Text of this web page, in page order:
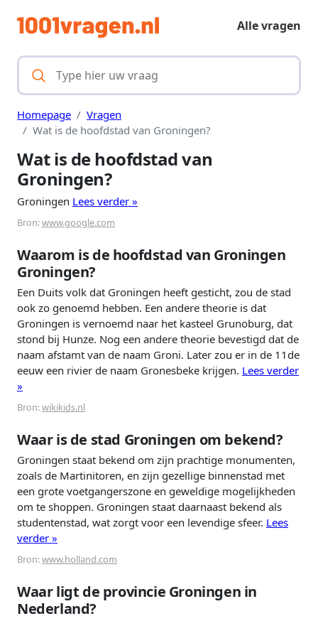
Alle vragen
Homepage
Vragen
Wat is de hoofdstad van Groningen?
Wat is de hoofdstad van
Groningen?
Groningen Lees verder »
Bron:www.google.com
Waarom is de hoofdstad van Groningen
Groningen?
Een Duits volk dat Groningen heeft gesticht, zou de stad
ook zo genoemd hebben. Een andere theorie is dat
Groningen is vernoemd naar het kasteel Grunoburg, dat
stond bij Hunze. Nog een andere theorie bevestigd dat de
naam afstamt van de naam Groni. Later zou er in de 11de
eeuw een rivier de naam Gronesbeke krijgen. Lees verder
»
Bron:wikikids.nl
Waar is de stad Groningen om bekend?
Groningen staat bekend om zijn prachtige monumenten,
zoals de Martinitoren, en zijn gezellige binnenstad met
een grote voetgangerszone en geweldige mogelijkheden
om te shoppen. Groningen staat daarnaast bekend als
studentenstad, wat zorgt voor een levendige sfeer. Lees
verder »
Bron:www.holland.com
Waar ligt de provincie Groningen in
Nederland?